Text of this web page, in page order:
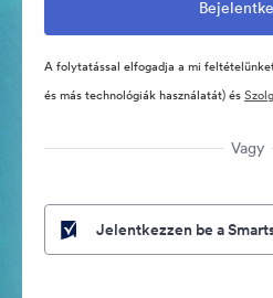
A folytatással elfogadja a mi
és más technológiák használatát) és
Vagy
Jelentkezzen be a